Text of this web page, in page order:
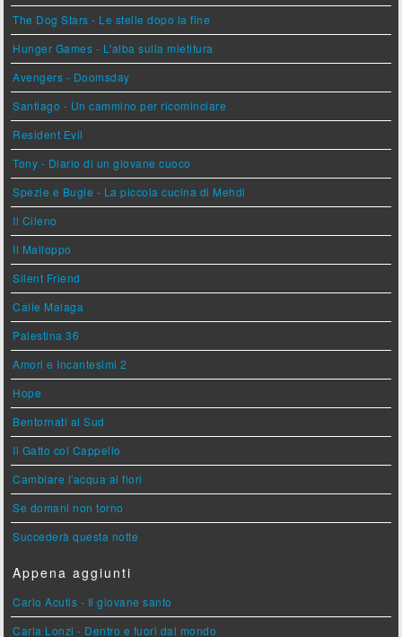
The Dog Stars - Le stelle dopo la fine
Hunger Games - L'alba sulla mietitura
Avengers - Doomsday
Santiago - Un cammino per ricominciare
Resident Evil
Tony - Diario di un giovane cuoco
Spezie e Bugie - La piccola cucina di Mehdi
Il Cileno
Il Malloppo
Silent Friend
Calle Malaga
Palestina 36
Amori e Incantesimi 2
Hope
Bentornati al Sud
Il Gatto col Cappello
Cambiare l'acqua ai fiori
Se domani non torno
Succederà questa notte
Appena aggiunti
Carlo Acutis - Il giovane santo
Carla Lonzi - Dentro e fuori dal mondo